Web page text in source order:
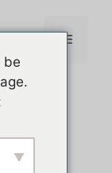
Menu
be